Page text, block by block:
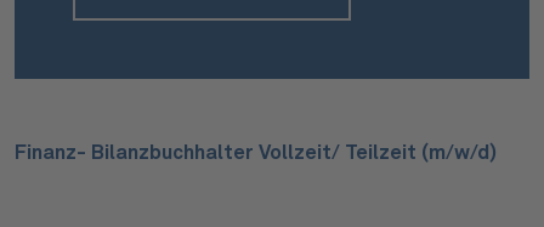
Finanz- Bilanzbuchhalter Vollzeit/ Teilzeit (m/w/d)